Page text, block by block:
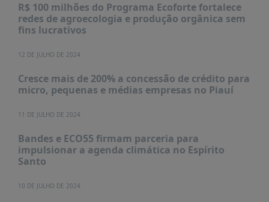
+
CONTATO
R$ 100 milhões do Programa Ecoforte fortalece
redes de agroecologia e produção orgânica sem
fins lucrativos
12 DE JULHO DE 2024
Cresce mais de 200% a concessão de crédito para
micro, pequenas e médias empresas no Piauí
11 DE JULHO DE 2024
Bandes e ECO55 firmam parceria para
impulsionar a agenda climática no Espírito
Santo
10 DE JULHO DE 2024